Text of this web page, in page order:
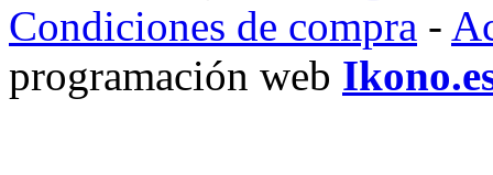
Condiciones de compra -
programación web